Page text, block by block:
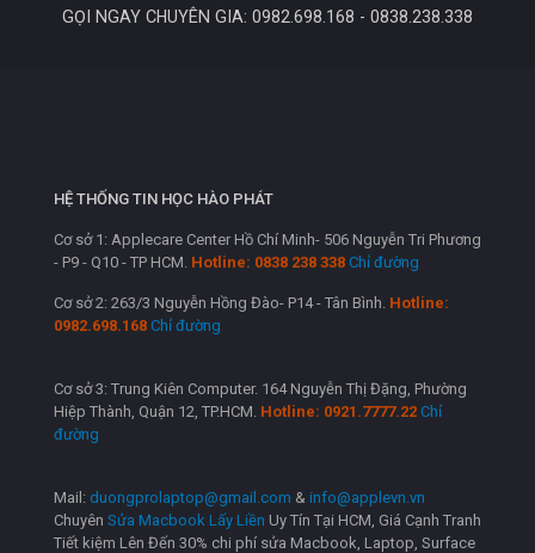
GỌI NGAY CHUYÊN GIA: 0982.698.168 - 0838.238.338
HỆ THỐNG TIN HỌC HÀO PHÁT
Cơ sở 1: Applecare Center Hồ Chí Minh- 506 Nguyễn Tri Phương
- P9 - Q10 - TP HCM. Hotline: 0838 238 338 Chỉ đường
Cơ sở 2: 263/3 Nguyễn Hồng Đào- P14 - Tân Bình. Hotline:
0982.698.168 Chỉ đường
Cơ sở 3: Trung Kiên Computer. 164 Nguyễn Thị Đặng, Phường
Hiệp Thành, Quận 12, TP.HCM. Hotline: 0921.7777.22 Chỉ
đường
Mail: duongprolaptop@gmail.com & info@applevn.vn
Chuyên Sửa Macbook Lấy Liền Uy Tín Tại HCM, Giá Cạnh Tranh
Tiết kiệm Lên Đến 30% chi phí sửa Macbook, Laptop, Surface